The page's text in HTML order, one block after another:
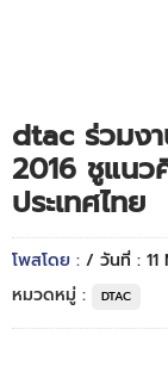
dtac ร่วมง
2016 ชูแนว
ประเทศไทย
โพสโดย : / วันที่ : 11
หมวดหมู่ :
DTAC